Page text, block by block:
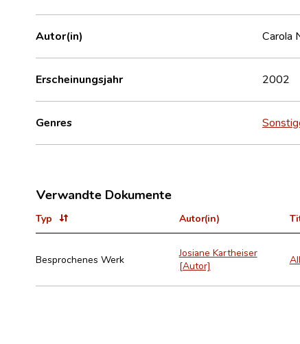
Autor(in) Carola
Erscheinungsjahr 2002
Genres
Verwandte Dokumente
Typ Autor(in)
Besprochenes Werk
Josiane Kartheiser
[Autor]